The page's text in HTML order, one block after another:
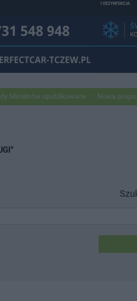
opublikowane Nowa propozycja